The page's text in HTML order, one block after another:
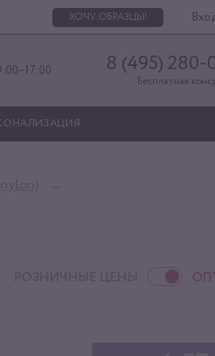
ХОЧУ ОБРАЗЦЫ!
8 (495) 280-
Бесплатная